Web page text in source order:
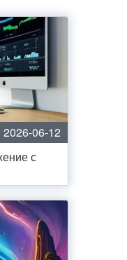
2026-06-12
с